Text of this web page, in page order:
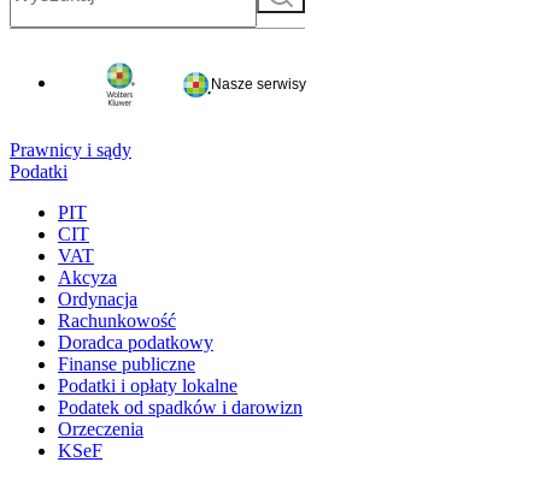
Nasze serwisy
Prawnicy i sądy
Podatki
PIT
CIT
VAT
Akcyza
Ordynacja
Rachunkowość
Doradca podatkowy
Finanse publiczne
Podatki i opłaty lokalne
Podatek od spadków i darowizn
Orzeczenia
KSeF